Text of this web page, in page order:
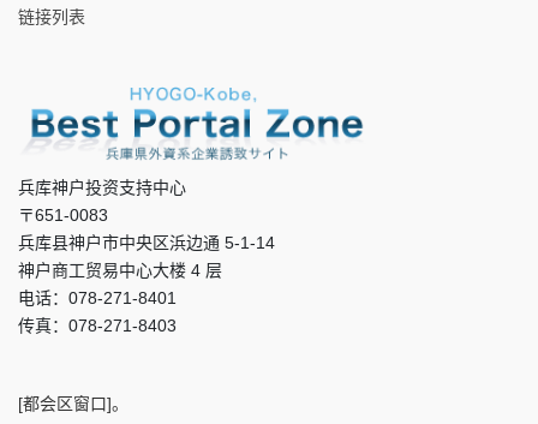
链接列表
兵库神户投资支持中心
〒651-0083
兵库县神户市中央区浜边通 5-1-14
神户商工贸易中心大楼 4 层
电话：078-271-8401
传真：078-271-8403
[都会区窗口]。